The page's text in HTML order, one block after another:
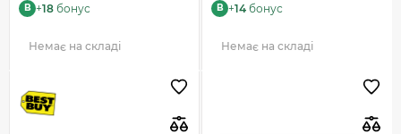
B +18 бонус
Немає на складі
B +14 бонус
Немає на складі